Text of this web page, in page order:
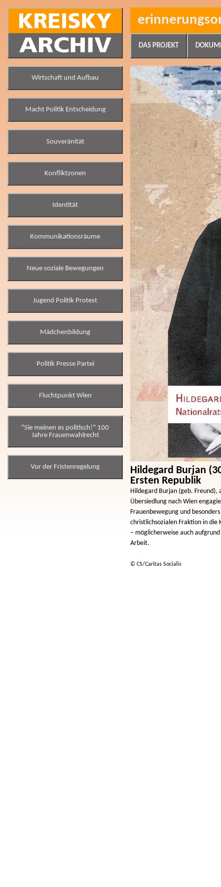
DAS PROJEKT
Wirtschaft und Aufbau
Macht Politik Entscheidung
Souveränität
Konfliktzonen
Identität
Kommunikationsräume
Neue soziale Bewegungen
Jugend Politik Protest
Mädchenbildung
Politik Presse Partei
Fluchtpunkt Wien
"Sie meinen es politisch!" 100
Jahre Frauenwahlrecht
Vor der Fristenregelung
Hildegard Burjan
Ersten Republik
Hildegard Burjan (geb. Freund),
Übersiedlung nach Wien
Frauenbewegung und
christlichsozialen Fraktion in
– möglicherweise auch
Arbeit.
© CS/Caritas Socialis